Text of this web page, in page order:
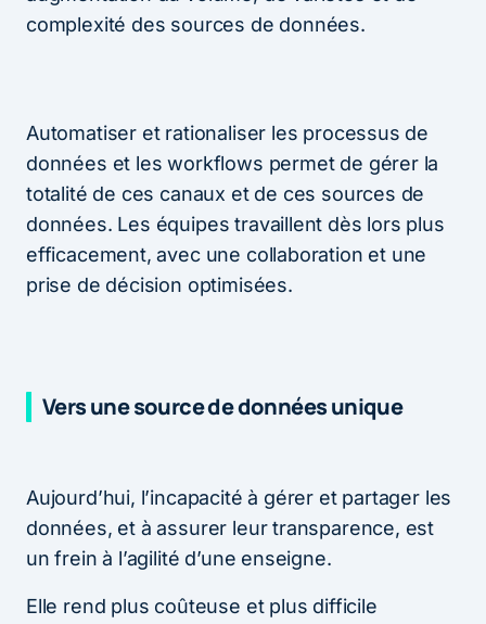
complexité des sources de données.
Automatiser et rationaliser les processus de
données et les workflows permet de gérer la
totalité de ces canaux et de ces sources de
données. Les équipes travaillent dès lors plus
efficacement, avec une collaboration et une
prise de décision optimisées.
Vers une source de données unique
Aujourd’hui, l’incapacité à gérer et partager les
données, et à assurer leur transparence, est
un frein à l’agilité d’une enseigne.
Elle rend plus coûteuse et plus difficile